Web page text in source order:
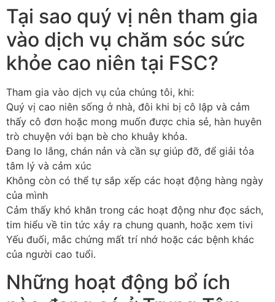
Tại sao quý vị nên tham gia
vào dịch vụ chăm sóc sức
khỏe cao niên tại FSC?
Tham gia vào dịch vụ của chúng tôi, khi:
Quý vị cao niên sống ở nhà, đôi khi bị cô lập và cảm
thấy cô đơn hoặc mong muốn được chia sẻ, hàn huyên
trò chuyện với bạn bè cho khuây khỏa.
Đang lo lắng, chán nản và cần sự giúp đỡ, để giải tỏa
tâm lý và cảm xúc
Không còn có thể tự sắp xếp các hoạt động hàng ngày
của mình
Cảm thấy khó khăn trong các hoạt động như đọc sách,
tim hiểu về tin tức xảy ra chung quanh, hoặc xem tivi
Yếu đuối, mắc chứng mất trí nhớ hoặc các bệnh khác
của người cao tuổi.
Những hoạt động bổ ích